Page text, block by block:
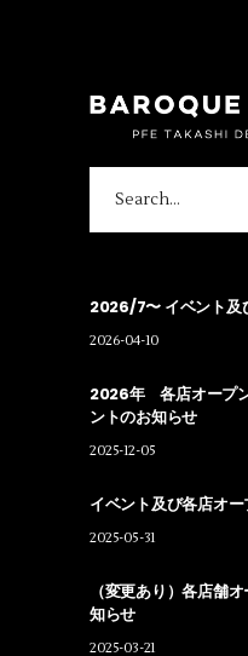
2026/7〜 イベント及
2026-04-10
2026年 各店オープ
ントのお知らせ
2025-12-05
イベント及び各店オー
2025-05-31
（変更あり）各店舗
知らせ
2025-03-21